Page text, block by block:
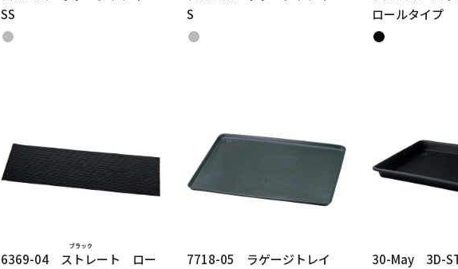
SS
S
ロールタイプ
6369-04 ストレート ロー
7718-05 ラゲージトレイ
30-May 3D-